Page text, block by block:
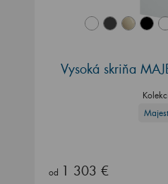
Vysoká skriňa
od 1 303 €